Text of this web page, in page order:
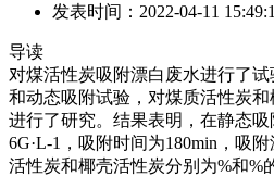
发表时间：2022-04-11
导读
对煤活性炭吸附漂白废水进行了
和动态吸附试验，对煤质活性炭
进行了研究。结果表明，在静态
6G·L-1，吸附时间为180min，吸
活性炭和椰壳活性炭分别为%和%